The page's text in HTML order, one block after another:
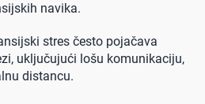
navika.
stres često pojačava
uključujući lošu komunikaciju,
distancu.